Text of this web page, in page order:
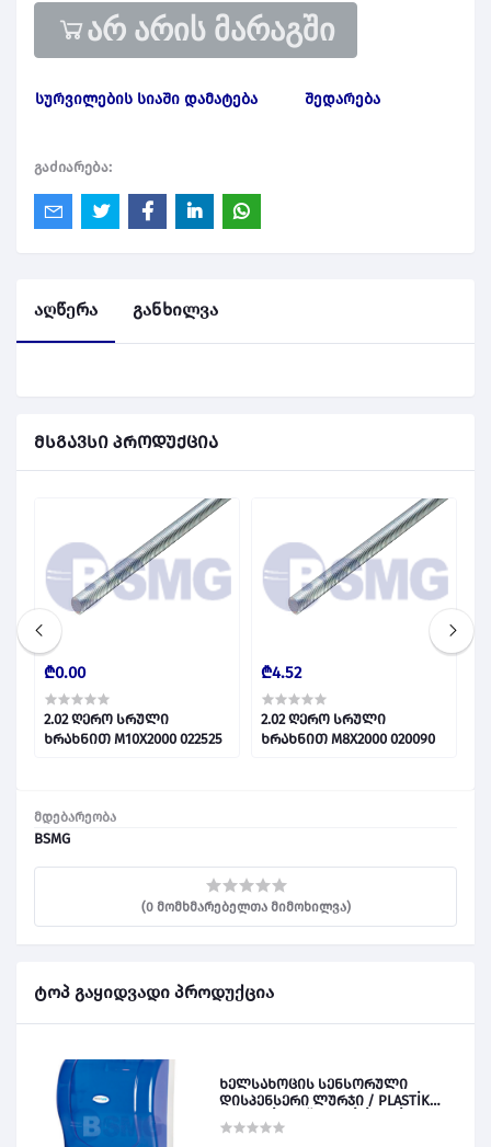
არ არის მარაგში
სურვილების სიაში დამატება შედარება
გაძიარება:
მდებარეობა
BSMG
(0 მომხმარებელთა მიმოხილვა)
ტოპ გაყიდვადი პროდუქცია
ხელსახოცის სენსორული
დისპენსერი ლურჯი / PLASTİK
აღწერა განხილვა
მსგავსი პროდუქცია
₾0.00
2.02 ღერო სრული
ხრახნით M10X2000 022525
₾4.52
2.02 ღერო სრული
ხრახნით M8X2000 020090